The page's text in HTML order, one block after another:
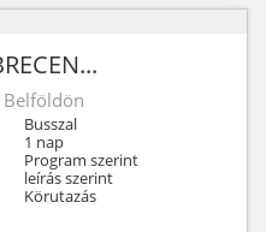
Belföldön
Busszal
1 nap
Program szerint
leírás szerint
Körutazás